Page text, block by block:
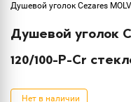
Душевой уголок Cezares
Душевой уголок
120/100-P-Cr
Нет в наличии